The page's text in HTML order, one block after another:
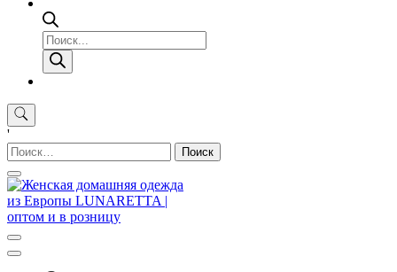
Поиск
товаров
'
Найти: